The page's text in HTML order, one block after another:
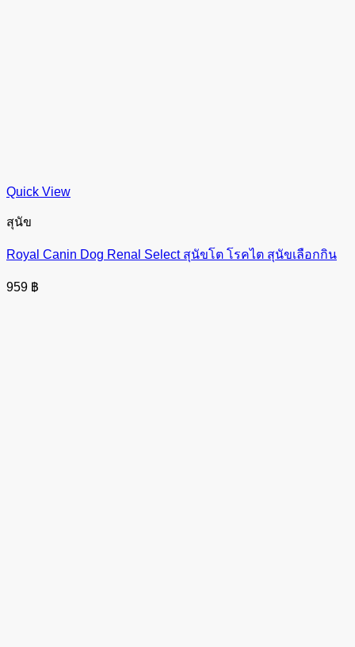
Quick View
สุนัข
Royal Canin Dog Renal Select สุนัขโต โรคไต สุนัขเลือกกิน
959 ฿